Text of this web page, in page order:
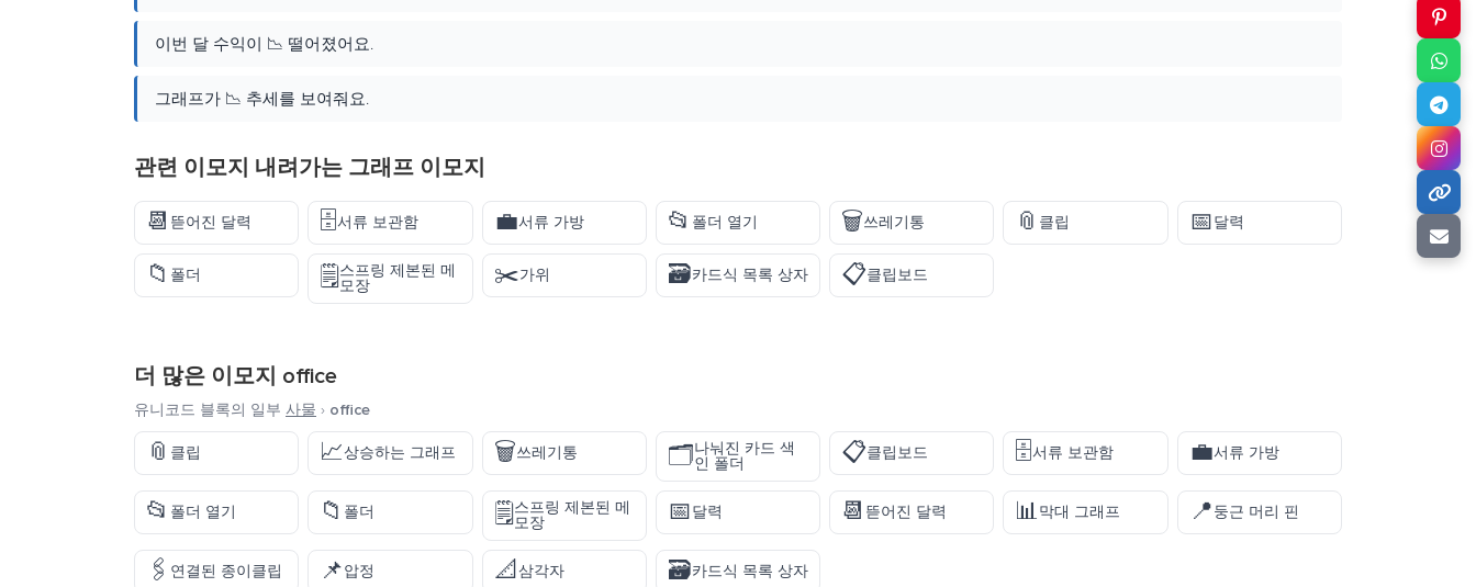
이번 달 수익이 📉 떨어졌어요.
그래프가 📉 추세를 보여줘요.
관련 이모지 내려가는 그래프 이모지
📆 뜯어진 달력 🗄️서류 보관함 💼서류 가방 📂 폴더 열기 🗑️쓰레기통 📎 클립 📅달력
📁 폴더 🗒️스프링 제본된 메
모장
✂️가위 🗃️카드식 목록 상자 📋클립보드
더 많은 이모지 office
유니코드 블록의 일부 사물 › office
📎 클립 📈상승하는 그래프 🗑️쓰레기통 🗂️나눠진 카드 색
인 폴더
📋클립보드 🗄️서류 보관함 💼서류 가방
📂 폴더 열기 📁 폴더 🗒️스프링 제본된 메
모장
📅달력 📆 뜯어진 달력 📊막대 그래프 📍둥근 머리 핀
🖇️ 연결된 종이클립 📌압정 📐삼각자 🗃️카드식 목록 상자